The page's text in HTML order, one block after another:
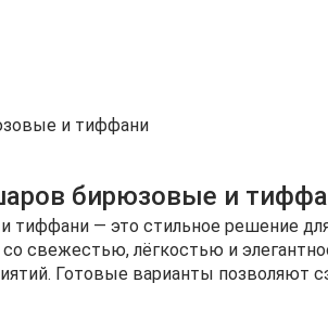
и тиффани
бирюзовые и
— это стильное решение
свежестью, лёгкостью и
Готовые варианты позволяют